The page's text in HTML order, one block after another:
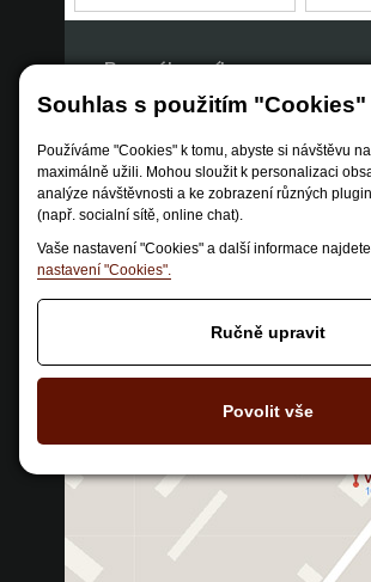
Souhlas s použitím "Cookies"
Používáme "Cookies" k tomu, abyste si návštěvu
maximálně užili. Mohou sloužit k personalizaci
analýze návštěvnosti a ke zobrazení různých
(např. socialní sítě, online chat).
Vaše nastavení "Cookies" a další informace
nastavení "Cookies".
Ručně upravit
Povolit vše
Pro zákazníky
Obchodní podmínky
Způsob dopravy
Zastoupení značek
Reklamační řád
Nastavení soukromí